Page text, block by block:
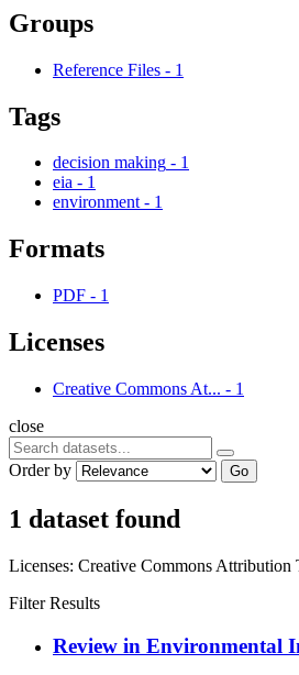
Groups
Reference Files - 1
Tags
decision making - 1
eia - 1
environment - 1
Formats
PDF - 1
Licenses
Creative Commons At... - 1
close
Order by Go
1 dataset found
Licenses: Creative Commons Attribution
Filter Results
Review in Environmental